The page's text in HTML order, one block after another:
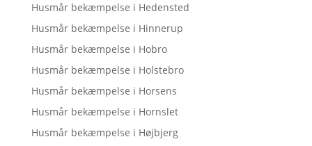
Husmår bekæmpelse i Hedensted
Husmår bekæmpelse i Hinnerup
Husmår bekæmpelse i Hobro
Husmår bekæmpelse i Holstebro
Husmår bekæmpelse i Horsens
Husmår bekæmpelse i Hornslet
Husmår bekæmpelse i Højbjerg